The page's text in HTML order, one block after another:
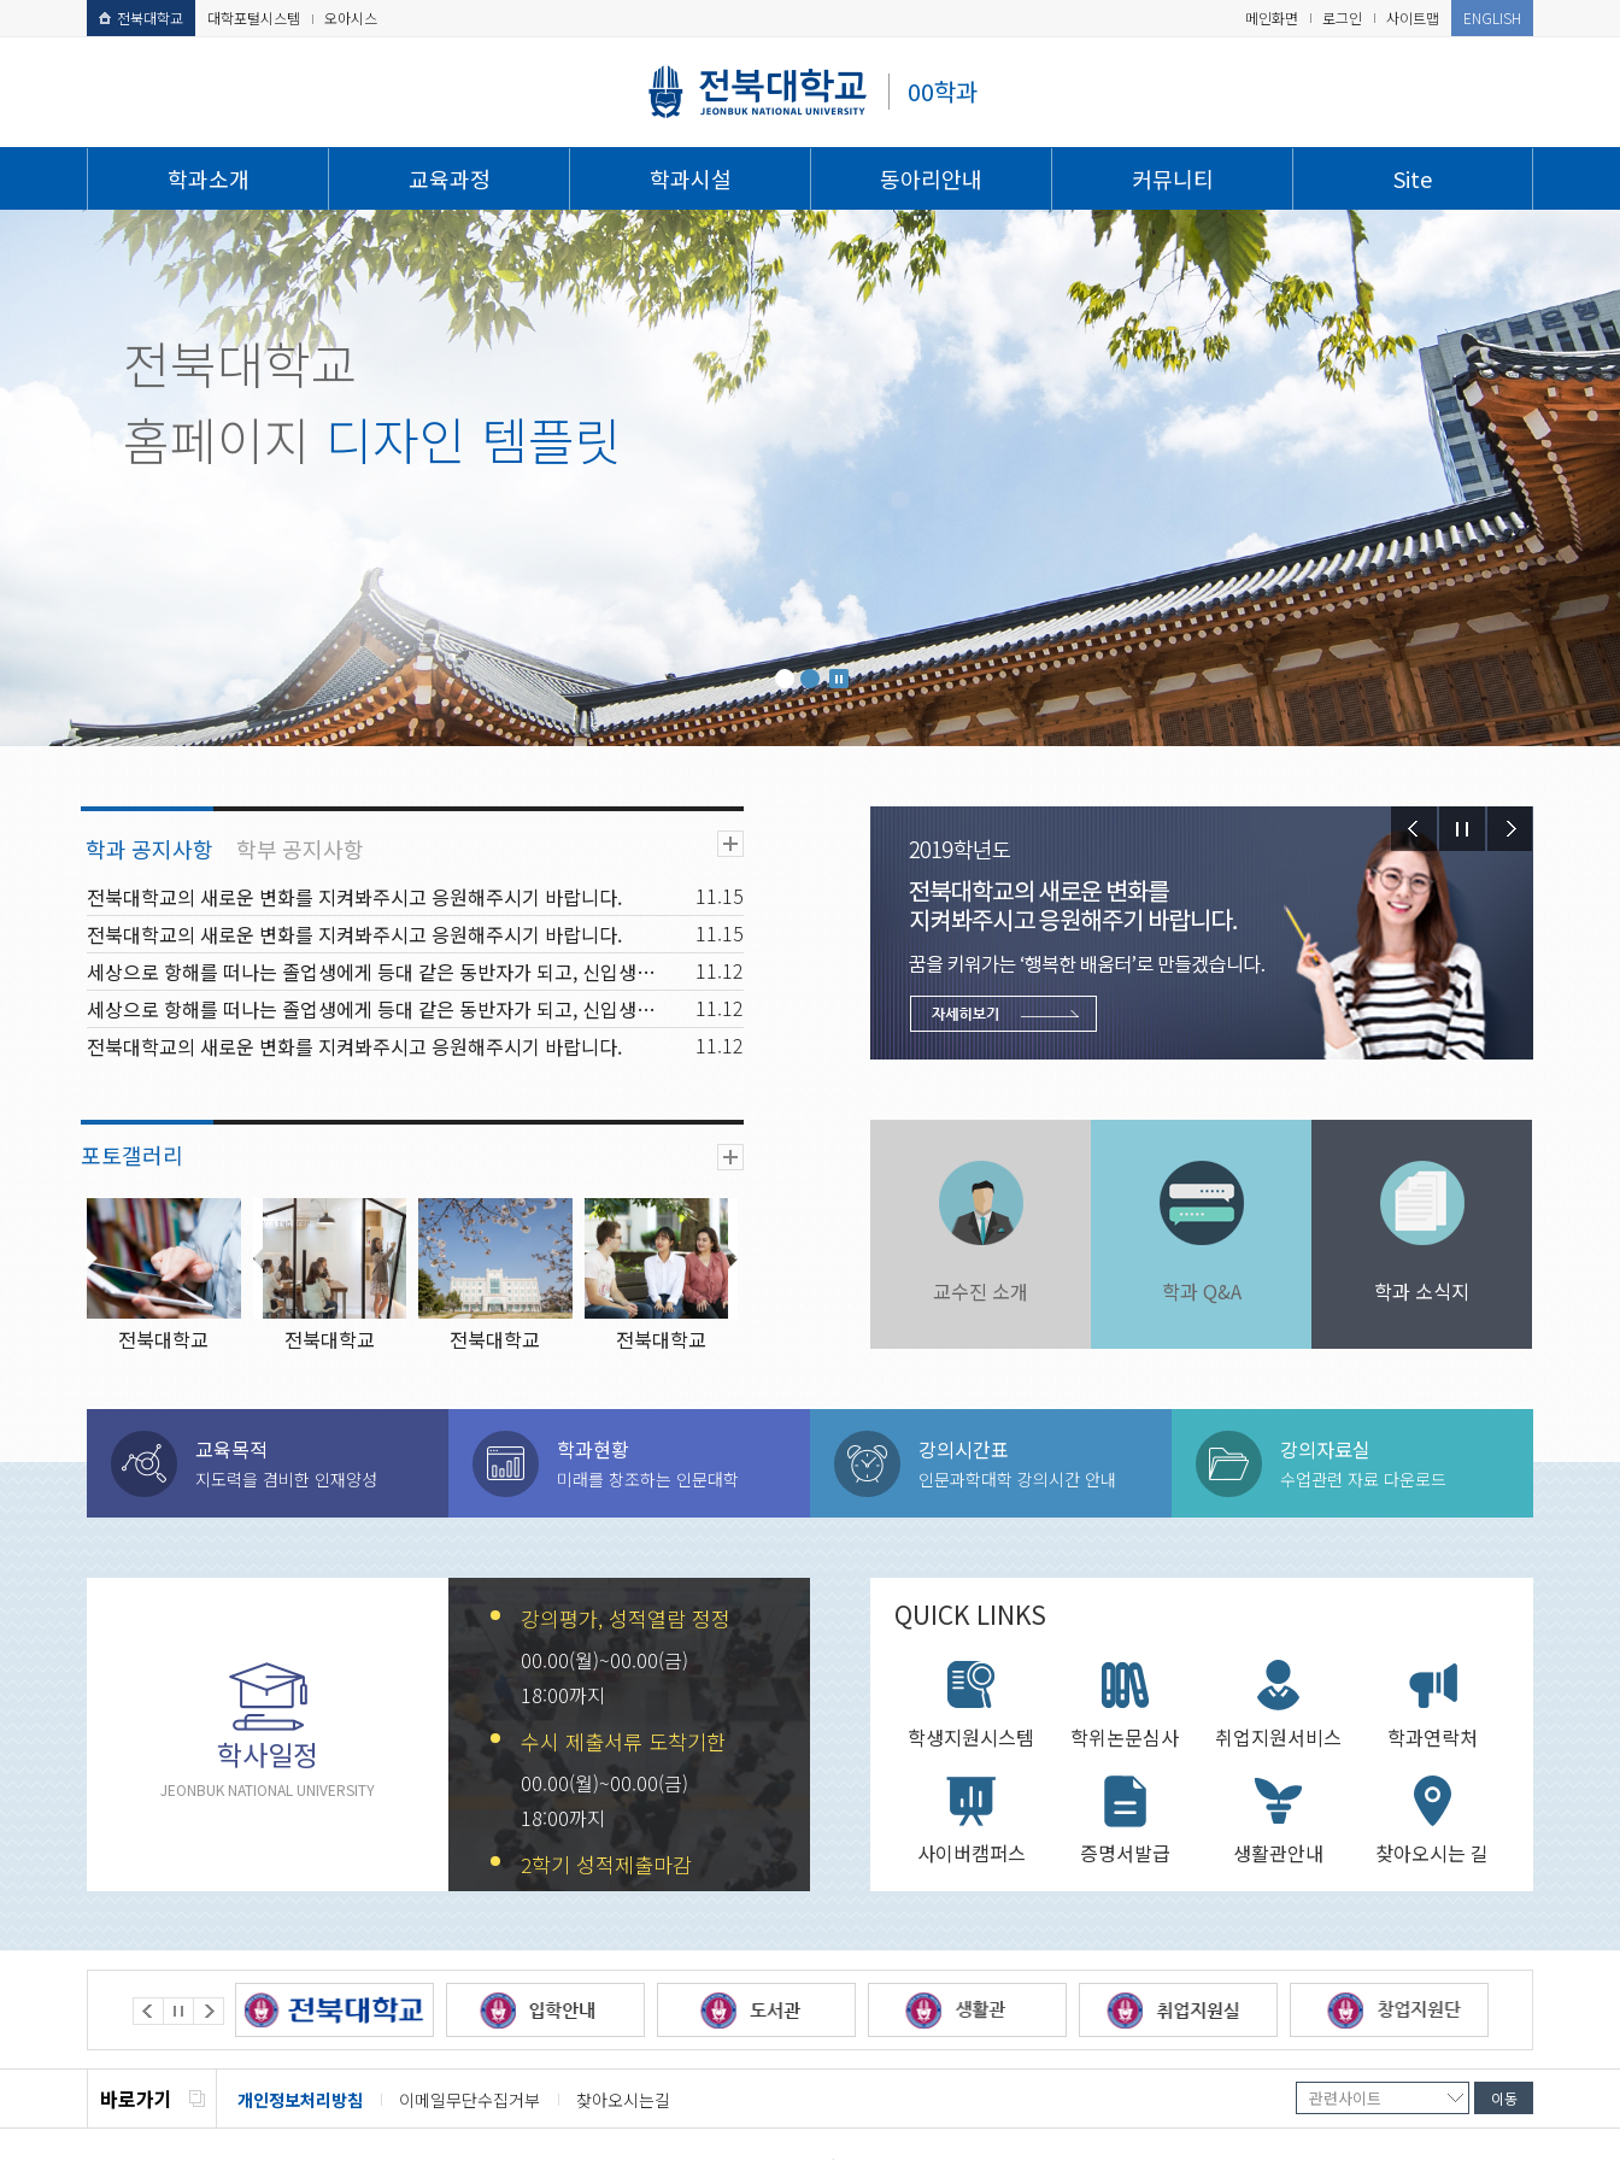
전북대학교 대학포털시스템 오아시스
00학과
메인화면 로그인 사이트맵 ENGLISH
학과소개 교육과정 학과시설 동아리안내 커뮤니티 Site
전북대학교
홈페이지 디자인 템플릿
전북대학교의 새로운 변화를 지켜봐주시고 응원해주시기 바랍니다.
11.15
전북대학교의 새로운 변화를 지켜봐주시고 응원해주시기 바랍니다.
11.15
세상으로 항해를 떠나는 졸업생에게 등대 같은 동반자가 되고, 신입생과 재학생에겐 꿈을 키워가는 행복한 배움터
11.12
세상으로 항해를 떠나는 졸업생에게 등대 같은 동반자가 되고, 신입생과 재학생에겐 꿈을 키워가는 행복한 배움터
11.12
전북대학교의 새로운 변화를 지켜봐주시고 응원해주시기 바랍니다.
11.12
포토갤러리
전북대학교 전북대학교 전북대학교 전북대학교
교수진 소개 학과 Q&A 학과 소식지
교육목적
지도력을 겸비한 인재양성
학과현황
미래를 창조하는 인문대학
강의시간표
인문과학대학 강의시간 안내
강의자료실
수업관련 자료 다운로드
학사일정
JEONBUK NATIONAL UNIVERSITY
강의평가, 성적열람 정정
00.00(월)~00.00(금)
18:00까지
수시 제출서류 도착기한
00.00(월)~00.00(금)
18:00까지
2학기 성적제출마감
QUICK LINKS
학생지원시스템 학위논문심사 취업지원서비스 학과연락처
사이버캠퍼스 증명서발급 생활관안내 찾아오시는 길
바로가기 개인정보처리방침 이메일무단수집거부 찾아오시는길